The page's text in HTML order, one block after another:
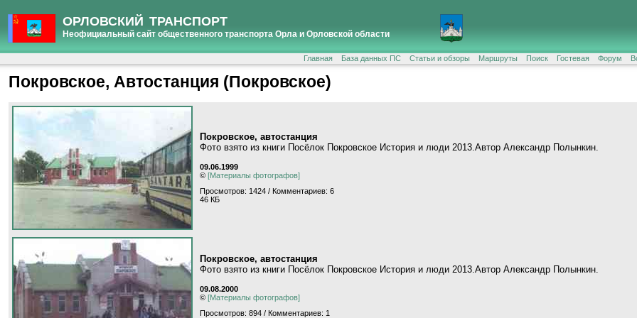
ОРЛОВСКИЙ ТРАНСПОРТ
Неофициальный сайт общественного транспорта Орла и Орловской области
Главная База данных ПС Статьи и обзоры Маршруты Поиск Гостевая Форум
Покровское, Автостанция (Покровское)
Покровское, автостанция
Фото взято из книги Посёлок Покровское История и люди 2013.Автор Александр Полынкин.
09.06.1999
© [Материалы фотографов]
Просмотров: 1424 / Комментариев: 6
46 КБ
Покровское, автостанция
Фото взято из книги Посёлок Покровское История и люди 2013.Автор Александр Полынкин.
09.08.2000
© [Материалы фотографов]
Просмотров: 894 / Комментариев: 1